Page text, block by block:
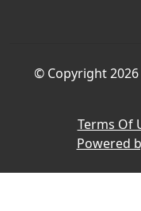
© Copyright 2026
Terms Of
Powered